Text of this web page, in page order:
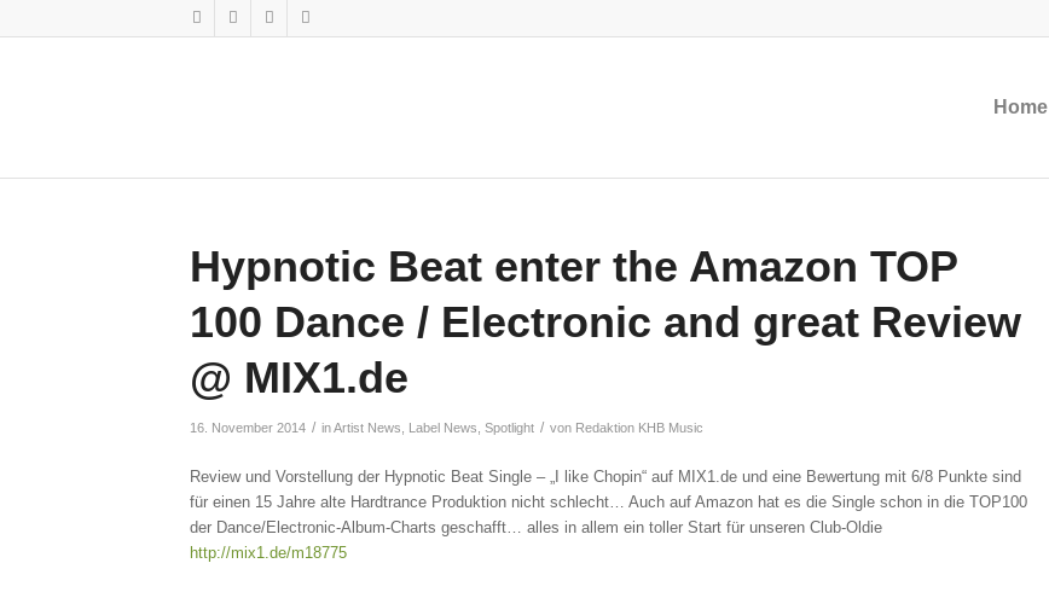
Home
Hypnotic Beat enter the Amazon TOP
100 Dance / Electronic and great Review
@ MIX1.de
16. November 2014 / inArtist News Label News Spotlight / von Redaktion KHB Music
Review und Vorstellung der Hypnotic Beat Single – „I like Chopin“ auf MIX1.de und eine Bewertung mit 6/8 Punkte sind
für einen 15 Jahre alte Hardtrance Produktion nicht schlecht… Auch auf Amazon hat es die Single schon in die TOP100
der Dance/Electronic-Album-Charts geschafft… alles in allem ein toller Start für unseren Club-Oldie
http://mix1.de/m18775